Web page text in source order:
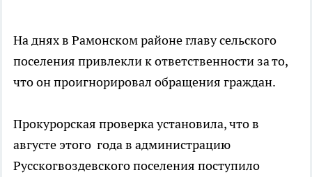
На днях в Рамонском районе главу сельского
поселения привлекли к ответственности за то,
что он проигнорировал обращения граждан.
Прокурорская проверка установила, что в
августе этого года в администрацию
Русскогвоздевского поселения поступило